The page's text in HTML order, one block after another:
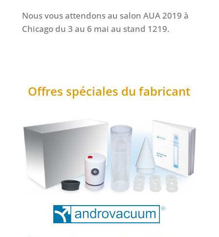
Nous vous attendons au salon AUA 2019 à
Chicago du 3 au 6 mai au stand 1219.
Offres spéciales du fabricant